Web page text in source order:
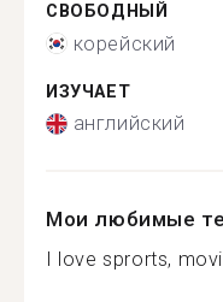
СВОБОДНЫЙ
корейский
ИЗУЧАЕТ
английский
Мои любимые
I love sprorts,